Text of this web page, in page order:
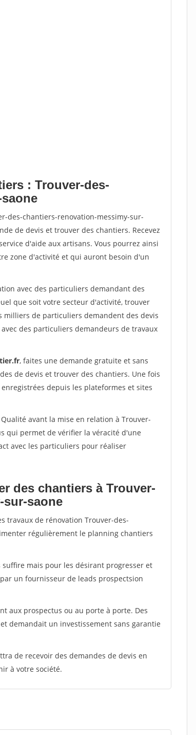
: Trouver-des-
des-chantiers-renovation-messimy-sur-
de devis et trouver des chantiers. Recevez
d'aide aux artisans. Vous pourrez ainsi
zone d'activité et qui auront besoin d'un
avec des particuliers demandant des
que soit votre secteur d'activité, trouver
milliers de particuliers demandent des devis
des particuliers demandeurs de travaux
, faites une demande gratuite et sans
de devis et trouver des chantiers. Une fois
depuis les plateformes et sites
avant la mise en relation à Trouver-
qui permet de vérifier la véracité d'une
avec les particuliers pour réaliser
des chantiers à Trouver-
sur-saone
travaux de rénovation Trouver-des-
régulièrement le planning chantiers
mais pour les désirant progresser et
un fournisseur de leads prospectsion
aux prospectus ou au porte à porte. Des
demandait un investissement sans garantie
de recevoir des demandes de devis en
à votre société.